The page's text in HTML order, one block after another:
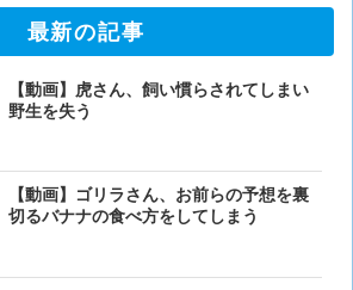
最新の記事
【動画】虎さん、飼い慣らされてしまい
野生を失う
【動画】ゴリラさん、お前らの予想を裏
切るバナナの食べ方をしてしまう